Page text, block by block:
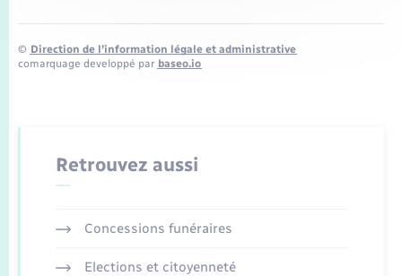
© Direction de l’information légale et administrative
comarquage developpé par baseo.io
Retrouvez aussi
Concessions funéraires
Elections et citoyenneté